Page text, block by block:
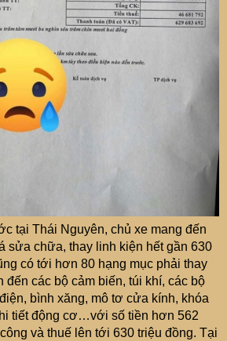
tại Thái Nguyên, chủ xe mang đến
sửa chữa, thay linh kiện hết gần 630
có tới hơn 80 hạng mục phải thay
đến các bộ cảm biến, túi khí, các bộ
bình xăng, mô tơ cửa kính, khóa
tiết động cơ…với số tiền hơn 562
và thuế lên tới 630 triệu đồng. Tại